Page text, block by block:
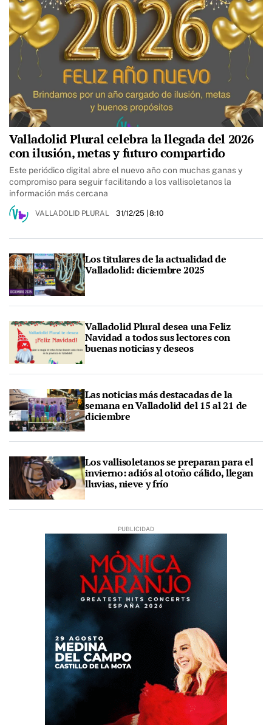
Valladolid Plural celebra la llegada del 2026
con ilusión, metas y futuro compartido
Este periódico digital abre el nuevo año con muchas ganas y
compromiso para seguir facilitando a los vallisoletanos la
información más cercana
VALLADOLID PLURAL 31/12/25 | 8:10
Los titulares de la actualidad de
Valladolid: diciembre 2025
Valladolid Plural desea una Feliz
Navidad a todos sus lectores con
buenas noticias y deseos
Las noticias más destacadas de la
semana en Valladolid del 15 al 21 de
diciembre
Los vallisoletanos se preparan para el
invierno: adiós al otoño cálido, llegan
lluvias, nieve y frío